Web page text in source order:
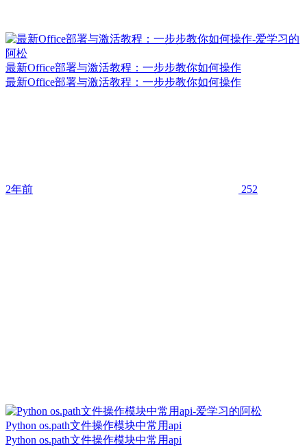
最新Office部署与激活教程：一步步教你如何操作
最新Office部署与激活教程：一步步教你如何操作
2年前 252
Python os.path文件操作模块中常用api
Python os.path文件操作模块中常用api